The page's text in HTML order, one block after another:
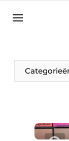
Bedrijven
Bouwen